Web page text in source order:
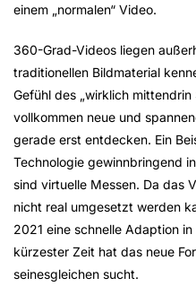
einem „normalen“ Video.
360-Grad-Videos liegen
traditionellen Bildmaterial
Gefühl des „wirklich mittendrin
vollkommen neue und
gerade erst entdecken. Ein
Technologie gewinnbringend
sind virtuelle Messen. Da das
nicht real umgesetzt werden
2021 eine schnelle Adaption
kürzester Zeit hat das neue
seinesgleichen sucht.